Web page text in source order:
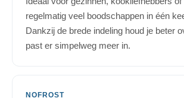
regelmatig veel boodschappen in één
Dankzij de brede indeling houd je beter
past er simpelweg meer in.
NOFROST